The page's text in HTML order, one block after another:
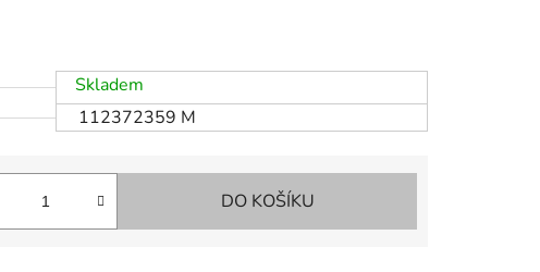
Skladem
112372359 M
DO KOŠÍKU